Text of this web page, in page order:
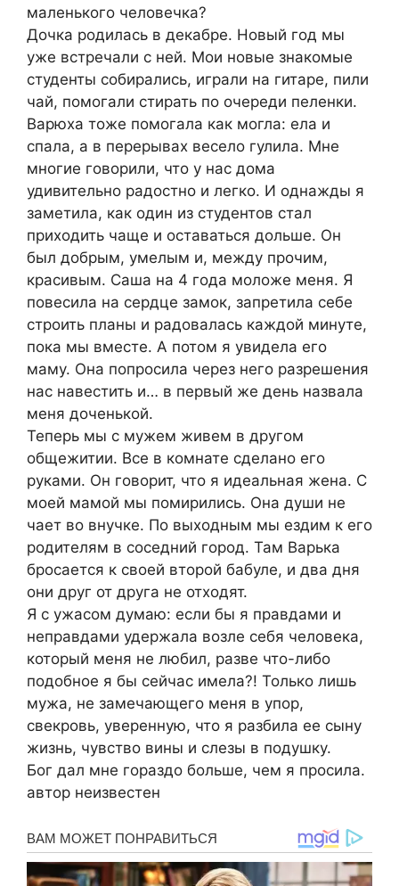
маленького человечка?
Дочка родилась в декабре. Новый год мы
уже встречали с ней. Мои новые знакомые
студенты собирались, играли на гитаре, пили
чай, помогали стирать по очереди пеленки.
Варюха тоже помогала как могла: ела и
спала, а в перерывах весело гулила. Мне
многие говорили, что у нас дома
удивительно радостно и легко. И однажды я
заметила, как один из студентов стал
приходить чаще и оставаться дольше. Он
был добрым, умелым и, между прочим,
красивым. Саша на 4 года моложе меня. Я
повесила на сердце замок, запретила себе
строить планы и радовалась каждой минуте,
пока мы вместе. А потом я увидела его
маму. Она попросила через него разрешения
нас навестить и… в первый же день назвала
меня доченькой.
Теперь мы с мужем живем в другом
общежитии. Все в комнате сделано его
руками. Он говорит, что я идеальная жена. С
моей мамой мы помирились. Она души не
чает во внучке. По выходным мы ездим к его
родителям в соседний город. Там Варька
бросается к своей второй бабуле, и два дня
они друг от друга не отходят.
Я с ужасом думаю: если бы я правдами и
неправдами удержала возле себя человека,
который меня не любил, разве что-либо
подобное я бы сейчас имела?! Только лишь
мужа, не замечающего меня в упор,
свекровь, уверенную, что я разбила ее сыну
жизнь, чувство вины и слезы в подушку.
Бог дал мне гораздо больше, чем я просила.
автор неизвестен